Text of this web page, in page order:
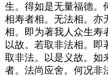
生。得如是无量福德。
相寿者相。无法相。亦
相。即为著我人众生寿
以故。若取非法相。即
取非法。以是义故。如
者。法尚应舍。何况非